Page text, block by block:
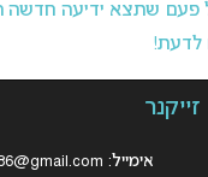
פעם שתצא ידיעה חדשה
לדעת!
אימייל: